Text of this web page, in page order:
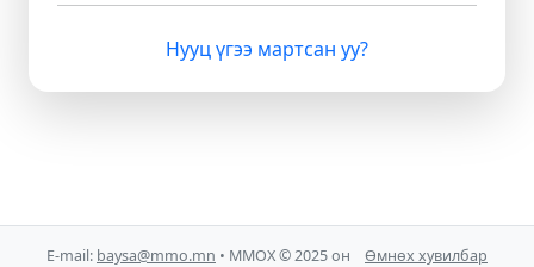
Нууц үгээ мартсан уу?
E-mail: baysa@mmo.mn • ММОХ © 2025 он Өмнөх хувилбар